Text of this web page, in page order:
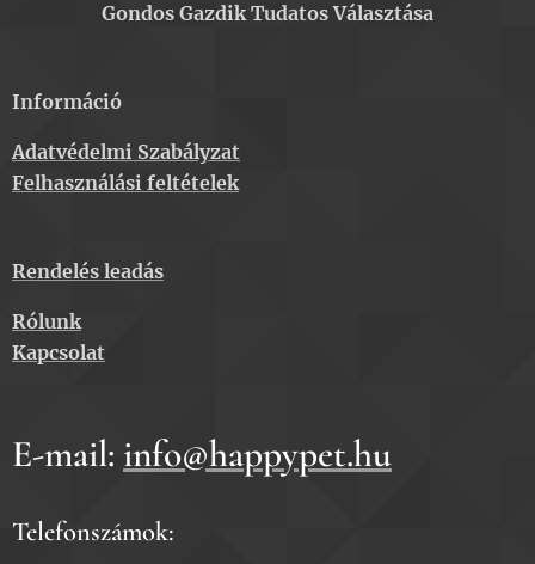
Gondos Gazdik Tudatos Választása
Információ
Adatvédelmi Szabályzat
Felhasználási feltételek
Rendelés leadás
Rólunk
Kapcsolat
E-mail: info@happypet.hu
Telefonszámok: